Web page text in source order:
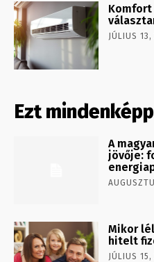
JÚLIUS
Ezt
A
jövője:
Mikor
hitelt
JÚLIUS